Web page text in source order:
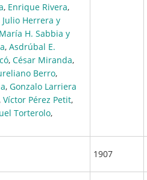
, Enrique Rivera,
Julio Herrera y
María H. Sabbia y
, Asdrúbal E.
, César Miranda,
Berro,
, Gonzalo Larriera
, Víctor Pérez Petit,
Torterolo,
1907